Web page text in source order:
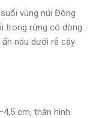
vùng núi Đông
trong rừng có dòng
náu dưới rễ cây
cm, thân hình